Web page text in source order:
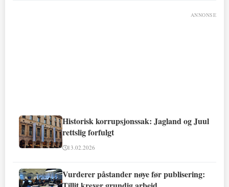
ANNONSE
Historisk korrupsjonssak: Jagland og Juul
rettslig forfulgt
13.02.2026
Vurderer påstander nøye før publisering: